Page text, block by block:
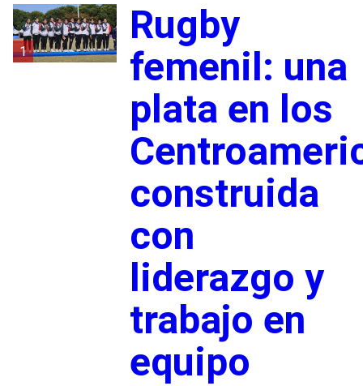
1
Rugby
femenil: una
plata en los
construida
con
liderazgo y
trabajo en
equipo